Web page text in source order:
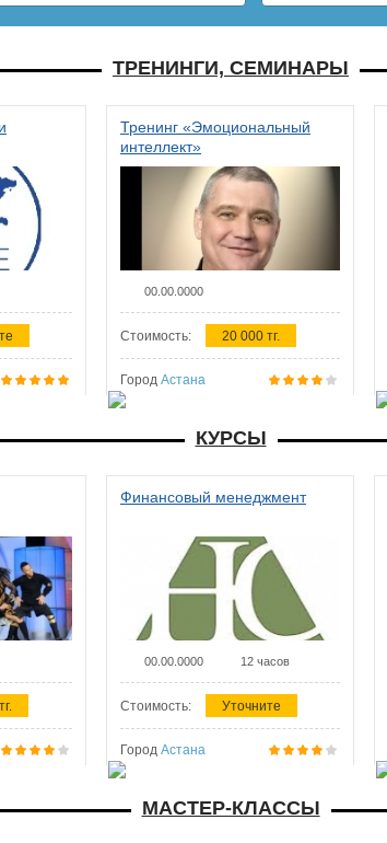
ТРЕНИНГИ, СЕМИНАРЫ
Тренинг «Эмоциональный
интеллект»
00.00.0000
Стоимость: 20 000 тг.
Город Астана
КУРСЫ
Финансовый менеджмент
00.00.0000 12 часов
Стоимость: Уточните
Город Астана
МАСТЕР-КЛАССЫ